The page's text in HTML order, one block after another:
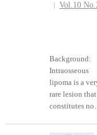
Vol.10
Background:
Intraosseous
lipoma is a
rare lesion that
constitutes no